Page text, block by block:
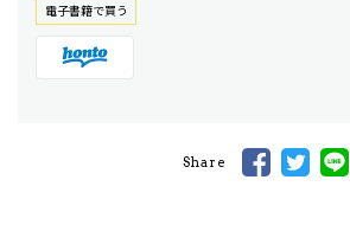
電⼦書籍で買う
Share